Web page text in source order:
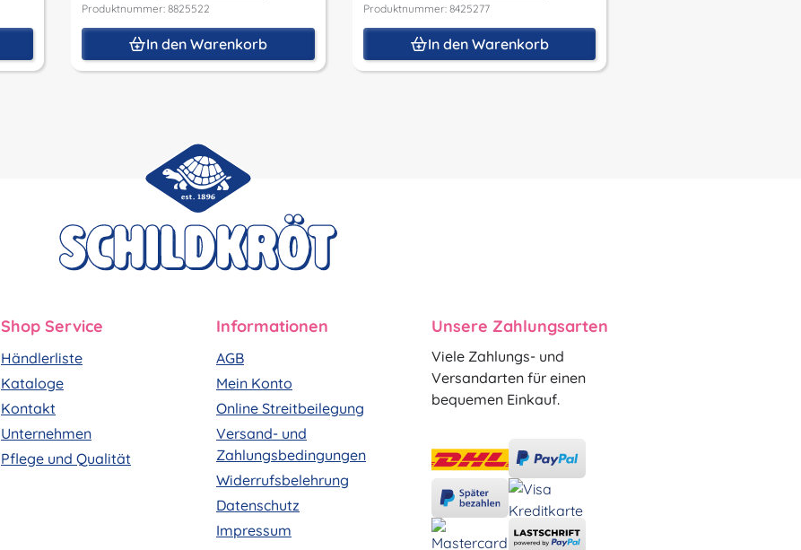
Produktnummer: 8825522
In den Warenkorb
Produktnummer: 8425277
In den Warenkorb
Shop Service
Händlerliste
Kataloge
Kontakt
Unternehmen
Pflege und Qualität
Informationen
AGB
Mein Konto
Online Streitbeilegung
Versand- und
Zahlungsbedingungen
Widerrufsbelehrung
Datenschutz
Impressum
Unsere Zahlungsarten
Viele Zahlungs- und
Versandarten für einen
bequemen Einkauf.